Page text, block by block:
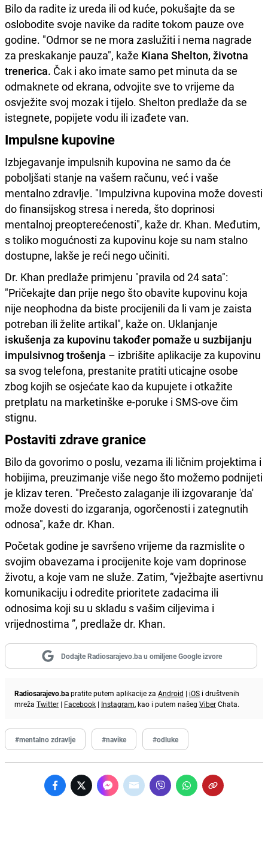
Bilo da radite iz ureda ili od kuće, pokušajte da se
oslobodite svoje navike da radite tokom pauze ove
godine. "Odmor se ne mora zaslužiti i nema nagrade
za preskakanje pauza", kaže Kiana Shelton, životna
trenerica. Čak i ako imate samo pet minuta da se
odmaknete od ekrana, odvojite sve to vrijeme da
osvježite svoj mozak i tijelo. Shelton predlaže da se
istegnete, popijete vodu ili izađete van.
Impulsne kupovine
Izbjegavanje impulsnih kupovina ne samo da će
poboljšati stanje na vašem računu, već i vaše
mentalno zdravlje. "Impulzivna kupovina može dovesti
do finansijskog stresa i nereda, što doprinosi
mentalnoj preopterećenosti", kaže dr. Khan. Međutim,
s toliko mogućnosti za kupovinu koje su nam stalno
dostupne, lakše je reći nego učiniti.
Dr. Khan predlaže primjenu "pravila od 24 sata":
"Pričekajte dan prije nego što obavite kupovinu koja
nije neophodna da biste procijenili da li vam je zaista
potreban ili želite artikal", kaže on. Uklanjanje
iskušenja za kupovinu također pomaže u suzbijanju
impulsivnog trošenja – izbrišite aplikacije za kupovinu
sa svog telefona, prestanite pratiti uticajne osobe
zbog kojih se osjećate kao da kupujete i otkažite
pretplatu na marketinške e-poruke i SMS-ove čim
stignu.
Postaviti zdrave granice
Bilo da govorimo o poslu, vezama ili ličnim projektima i
hobijima, preuzimanje više nego što možemo podnijeti
je klizav teren. "Prečesto zalaganje ili izgovaranje 'da'
može dovesti do izgaranja, ogorčenosti i zategnutih
odnosa", kaže dr. Khan.
Početak godine je savršeno vrijeme da razmislite o
svojim obavezama i procijenite koje vam doprinose
životu, a koje vam ne služe. Zatim, “vježbajte asertivnu
komunikaciju i odredite prioritete zadacima ili
odnosima koji su u skladu s vašim ciljevima i
vrijednostima ”, predlaže dr. Khan.
Dodajte Radiosarajevo.ba u omiljene Google izvore
Radiosarajevo.bapratite putem aplikacije za Android | iOS i društvenih
mreža Twitter | Facebook | Instagram, kao i putem našeg ViberChata.
#mentalno zdravlje #navike #odluke